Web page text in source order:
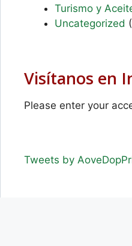
Turismo y
Uncategorized
Visítanos en
Please enter your
Tweets by